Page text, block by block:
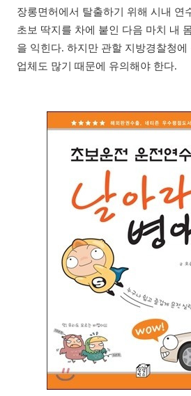
장롱면허에서 탈출하기 위해 시내 연
초보 딱지를 차에 붙인 다음 마치 내
을 익힌다. 하지만 관할 지방경찰청
업체도 많기 때문에 유의해야 한다.